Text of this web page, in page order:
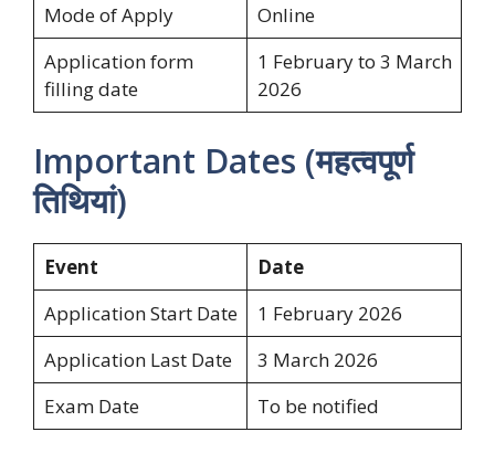
Mode of Apply
Online
Application form
filling date
1 February to 3 March
2026
Important Dates (महत्वपूर्ण
तिथियां)
Event
Date
Application Start Date
1 February 2026
Application Last Date
3 March 2026
Exam Date
To be notified